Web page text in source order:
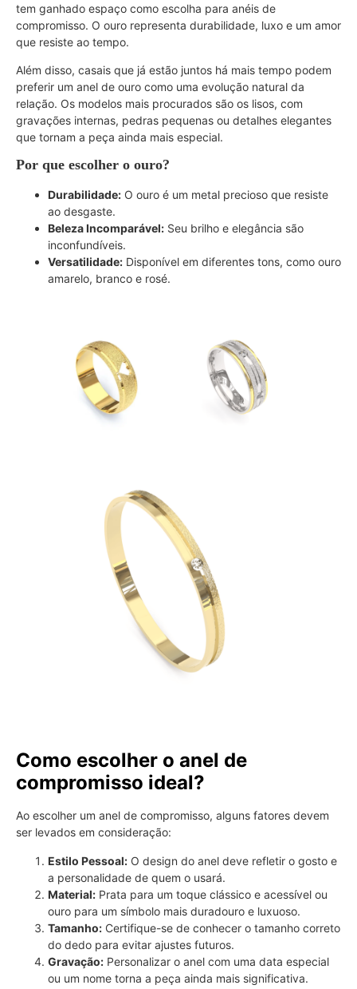
tem ganhado espaço como escolha para anéis de
compromisso. O ouro representa durabilidade, luxo e um amor
que resiste ao tempo.
Além disso, casais que já estão juntos há mais tempo podem
preferir um anel de ouro como uma evolução natural da
relação. Os modelos mais procurados são os lisos, com
gravações internas, pedras pequenas ou detalhes elegantes
que tornam a peça ainda mais especial.
Por que escolher o ouro?
Durabilidade: O ouro é um metal precioso que resiste
ao desgaste.
Beleza Incomparável: Seu brilho e elegância são
inconfundíveis.
Versatilidade: Disponível em diferentes tons, como ouro
amarelo, branco e rosé.
Como escolher o anel de
compromisso ideal?
Ao escolher um anel de compromisso, alguns fatores devem
ser levados em consideração:
Estilo Pessoal: O design do anel deve refletir o gosto e
a personalidade de quem o usará.
Material: Prata para um toque clássico e acessível ou
ouro para um símbolo mais duradouro e luxuoso.
Tamanho: Certifique-se de conhecer o tamanho correto
do dedo para evitar ajustes futuros.
Gravação: Personalizar o anel com uma data especial
ou um nome torna a peça ainda mais significativa.